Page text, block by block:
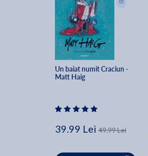
Un baiat numit Craciun -
Matt Haig
39.99 Lei 49.99 Lei